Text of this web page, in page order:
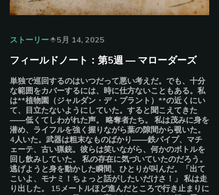
ストーリー 5月 14, 2025
フィールドノート：第5週 ― マローダーズ
単独で巡回するのはいつだって悪い考えだ。でも、十分
な範囲をカバーするには、時に仕方ないこともある。私
は**植物園（ジャルダン・デ・プラント）**の近くにい
て、目立たないようにしていた。すると聞こえてきた
――低くてしわがれた声。 略奪者たち。 私は茂みに身を
潜め、ライフルを強く握りながら葉の隙間から覗いた。
4人いた。武器は粗末なものばかり――鉄パイプ、マチ
ェーテ、古い猟銃。彼らは笑いながら、何かのボトルを
回し飲みしていた。 私の存在に気づいていたのだろう。
逃げようと身を動かした瞬間、ひとりが叫んだ。「出て
こいよ、モナミ！ちょっと話がしたいだけさ！」 私は走
り出した。 15メートルほど進んだところで行き止まりに